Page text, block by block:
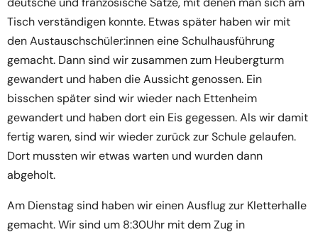
Tisch verständigen konnte. Etwas später haben wir mit
den Austauschschüler:innen eine Schulhausführung
gemacht. Dann sind wir zusammen zum Heubergturm
gewandert und haben die Aussicht genossen. Ein
bisschen später sind wir wieder nach Ettenheim
gewandert und haben dort ein Eis gegessen. Als wir damit
fertig waren, sind wir wieder zurück zur Schule gelaufen.
Dort mussten wir etwas warten und wurden dann
abgeholt.
Am Dienstag sind haben wir einen Ausflug zur Kletterhalle
gemacht. Wir sind um 8:30Uhr mit dem Zug in